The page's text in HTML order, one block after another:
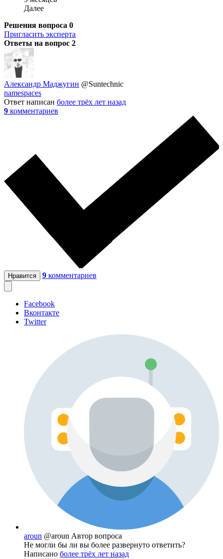
Далее
Решения вопроса 0
Пригласить эксперта
Ответы на вопрос 2
Александр Маджугин @Suntechnic
namespaces
Ответ написан более трёх лет назад
9 комментариев
Нравится 9 комментариев
Facebook
Вконтакте
Twitter
aroun @aroun Автор вопроса
Не могли бы ли вы более развернуто ответить?
Написано более трёх лет назад